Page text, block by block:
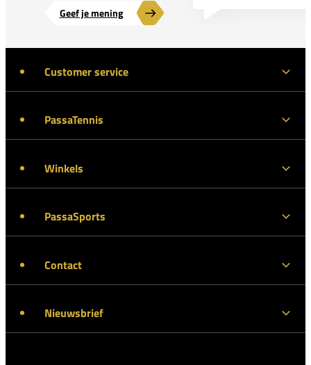
Geef je mening
Customer service
PassaTennis
Winkels
PassaSports
Contact
Nieuwsbrief